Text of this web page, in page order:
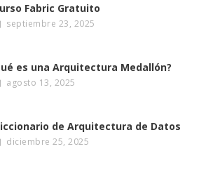
Fabric Gratuito
septiembre 23, 2025
es una Arquitectura Medallón?
agosto 13, 2025
de Arquitectura de Datos
diciembre 25, 2025